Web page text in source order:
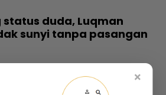
duda, Luqman
sunyi tanpa pasangan
×